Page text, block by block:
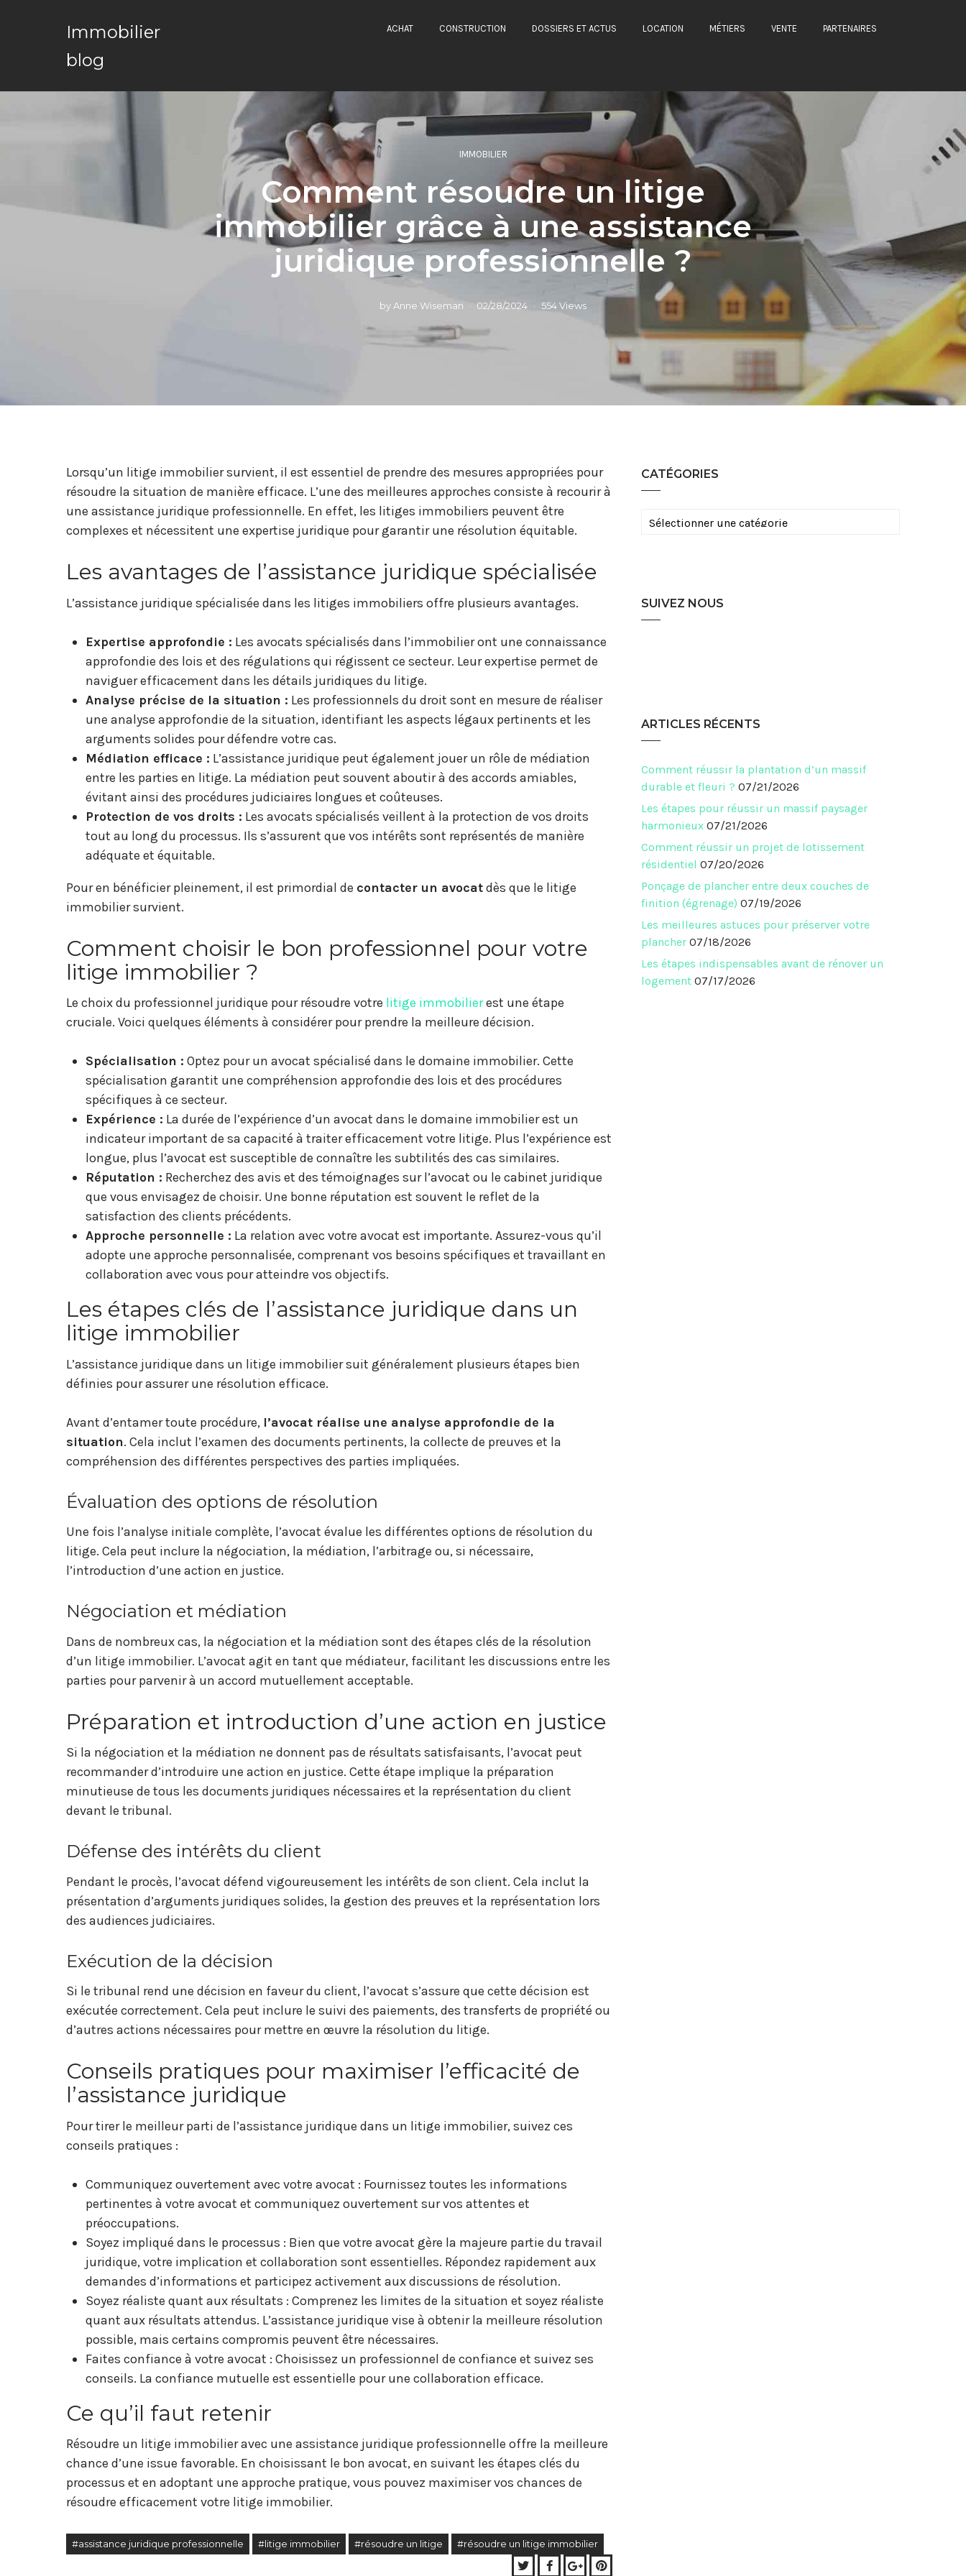
Immobilier
blog
ACHAT CONSTRUCTION DOSSIERS ET ACTUS LOCATION MÉTIERS VENTE PARTENAIRES
IMMOBILIER
Comment résoudre un litige
immobilier grâce à une assistance
juridique professionnelle ?
by Anne Wiseman 02/28/2024 554 Views
Lorsqu’un litige immobilier survient, il est essentiel de prendre des mesures appropriées pour
résoudre la situation de manière efficace. L’une des meilleures approches consiste à recourir à
une assistance juridique professionnelle. En effet, les litiges immobiliers peuvent être
complexes et nécessitent une expertise juridique pour garantir une résolution équitable.
Les avantages de l’assistance juridique spécialisée
L’assistance juridique spécialisée dans les litiges immobiliers offre plusieurs avantages.
Expertise approfondie : Les avocats spécialisés dans l’immobilier ont une connaissance
approfondie des lois et des régulations qui régissent ce secteur. Leur expertise permet de
naviguer efficacement dans les détails juridiques du litige.
Analyse précise de la situation : Les professionnels du droit sont en mesure de réaliser
une analyse approfondie de la situation, identifiant les aspects légaux pertinents et les
arguments solides pour défendre votre cas.
Médiation efficace : L’assistance juridique peut également jouer un rôle de médiation
entre les parties en litige. La médiation peut souvent aboutir à des accords amiables,
évitant ainsi des procédures judiciaires longues et coûteuses.
Protection de vos droits : Les avocats spécialisés veillent à la protection de vos droits
tout au long du processus. Ils s’assurent que vos intérêts sont représentés de manière
adéquate et équitable.
Pour en bénéficier pleinement, il est primordial de contacter un avocatdès que le litige
immobilier survient.
Comment choisir le bon professionnel pour votre
litige immobilier ?
Le choix du professionnel juridique pour résoudre votre litige immobilierest une étape
cruciale. Voici quelques éléments à considérer pour prendre la meilleure décision.
Spécialisation : Optez pour un avocat spécialisé dans le domaine immobilier. Cette
spécialisation garantit une compréhension approfondie des lois et des procédures
spécifiques à ce secteur.
Expérience : La durée de l’expérience d’un avocat dans le domaine immobilier est un
indicateur important de sa capacité à traiter efficacement votre litige. Plus l’expérience est
longue, plus l’avocat est susceptible de connaître les subtilités des cas similaires.
Réputation : Recherchez des avis et des témoignages sur l’avocat ou le cabinet juridique
que vous envisagez de choisir. Une bonne réputation est souvent le reflet de la
satisfaction des clients précédents.
Approche personnelle : La relation avec votre avocat est importante. Assurez-vous qu’il
adopte une approche personnalisée, comprenant vos besoins spécifiques et travaillant en
collaboration avec vous pour atteindre vos objectifs.
Les étapes clés de l’assistance juridique dans un
litige immobilier
L’assistance juridique dans un litige immobilier suit généralement plusieurs étapes bien
définies pour assurer une résolution efficace.
Avant d’entamer toute procédure, l’avocat réalise une analyse approfondie de la
situation. Cela inclut l’examen des documents pertinents, la collecte de preuves et la
compréhension des différentes perspectives des parties impliquées.
Évaluation des options de résolution
Une fois l’analyse initiale complète, l’avocat évalue les différentes options de résolution du
litige. Cela peut inclure la négociation, la médiation, l’arbitrage ou, si nécessaire,
l’introduction d’une action en justice.
Négociation et médiation
Dans de nombreux cas, la négociation et la médiation sont des étapes clés de la résolution
d’un litige immobilier. L’avocat agit en tant que médiateur, facilitant les discussions entre les
parties pour parvenir à un accord mutuellement acceptable.
Préparation et introduction d’une action en justice
Si la négociation et la médiation ne donnent pas de résultats satisfaisants, l’avocat peut
recommander d’introduire une action en justice. Cette étape implique la préparation
minutieuse de tous les documents juridiques nécessaires et la représentation du client
devant le tribunal.
Défense des intérêts du client
Pendant le procès, l’avocat défend vigoureusement les intérêts de son client. Cela inclut la
présentation d’arguments juridiques solides, la gestion des preuves et la représentation lors
des audiences judiciaires.
Exécution de la décision
Si le tribunal rend une décision en faveur du client, l’avocat s’assure que cette décision est
exécutée correctement. Cela peut inclure le suivi des paiements, des transferts de propriété ou
d’autres actions nécessaires pour mettre en œuvre la résolution du litige.
Conseils pratiques pour maximiser l’efficacité de
l’assistance juridique
Pour tirer le meilleur parti de l’assistance juridique dans un litige immobilier, suivez ces
conseils pratiques :
Communiquez ouvertement avec votre avocat : Fournissez toutes les informations
pertinentes à votre avocat et communiquez ouvertement sur vos attentes et
préoccupations.
Soyez impliqué dans le processus : Bien que votre avocat gère la majeure partie du travail
juridique, votre implication et collaboration sont essentielles. Répondez rapidement aux
demandes d’informations et participez activement aux discussions de résolution.
Soyez réaliste quant aux résultats : Comprenez les limites de la situation et soyez réaliste
quant aux résultats attendus. L’assistance juridique vise à obtenir la meilleure résolution
possible, mais certains compromis peuvent être nécessaires.
Faites confiance à votre avocat : Choisissez un professionnel de confiance et suivez ses
conseils. La confiance mutuelle est essentielle pour une collaboration efficace.
Ce qu’il faut retenir
Résoudre un litige immobilier avec une assistance juridique professionnelle offre la meilleure
chance d’une issue favorable. En choisissant le bon avocat, en suivant les étapes clés du
processus et en adoptant une approche pratique, vous pouvez maximiser vos chances de
résoudre efficacement votre litige immobilier.
#assistance juridique professionnelle #litige immobilier #résoudre un litige #résoudre un litige immobilier
TwitterFacebook
Google+Pinterest
CATÉGORIES
Catégories
SUIVEZ NOUS
ARTICLES RÉCENTS
Comment réussir la plantation d’un massif
durable et fleuri ? 07/21/2026
Les étapes pour réussir un massif paysager
harmonieux 07/21/2026
Comment réussir un projet de lotissement
résidentiel 07/20/2026
Ponçage de plancher entre deux couches de
finition (égrenage) 07/19/2026
Les meilleures astuces pour préserver votre
plancher 07/18/2026
Les étapes indispensables avant de rénover un
logement 07/17/2026